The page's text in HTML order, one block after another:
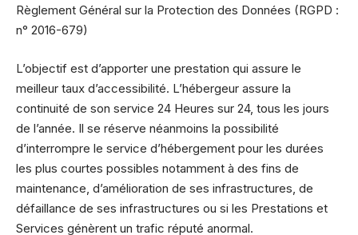
Règlement Général sur la Protection des Données (RGPD :
n° 2016-679)
L’objectif est d’apporter une prestation qui assure le
meilleur taux d’accessibilité. L’hébergeur assure la
continuité de son service 24 Heures sur 24, tous les jours
de l’année. Il se réserve néanmoins la possibilité
d’interrompre le service d’hébergement pour les durées
les plus courtes possibles notamment à des fins de
maintenance, d’amélioration de ses infrastructures, de
défaillance de ses infrastructures ou si les Prestations et
Services génèrent un trafic réputé anormal.